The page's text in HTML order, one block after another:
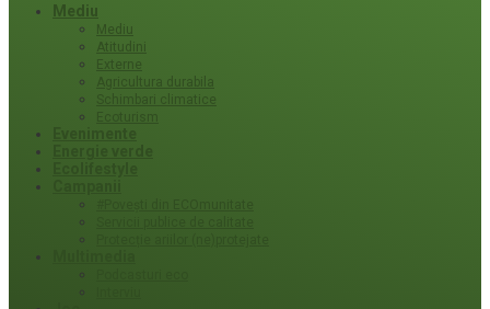
Mediu
Mediu
Atitudini
Externe
Agricultura durabila
Schimbari climatice
Ecoturism